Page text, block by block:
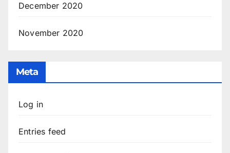
December 2020
November 2020
Meta
Log in
Entries feed